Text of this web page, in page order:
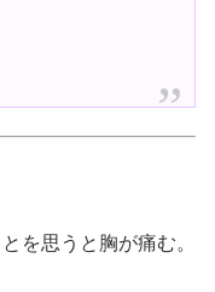
を思うと胸が痛む。